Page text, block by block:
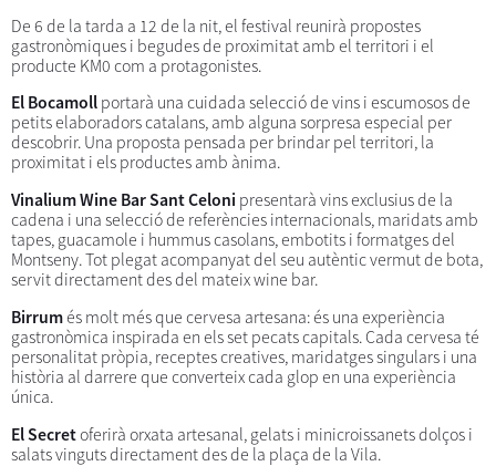
De 6 de la tarda a 12 de la nit, el festival reunirà propostes
gastronòmiques i begudes de proximitat amb el territori i el
producte KM0 com a protagonistes.
El Bocamoll portarà una cuidada selecció de vins i escumosos de
petits elaboradors catalans, amb alguna sorpresa especial per
descobrir. Una proposta pensada per brindar pel territori, la
proximitat i els productes amb ànima.
Vinalium Wine Bar Sant Celoni presentarà vins exclusius de la
cadena i una selecció de referències internacionals, maridats amb
tapes, guacamole i hummus casolans, embotits i formatges del
Montseny. Tot plegat acompanyat del seu autèntic vermut de bota,
servit directament des del mateix wine bar.
Birrumés molt més que cervesa artesana: és una experiència
gastronòmica inspirada en els set pecats capitals. Cada cervesa té
personalitat pròpia, receptes creatives, maridatges singulars i una
història al darrere que converteix cada glop en una experiència
única.
El Secretoferirà orxata artesanal, gelats i minicroissanets dolços i
salats vinguts directament des de la plaça de la Vila.